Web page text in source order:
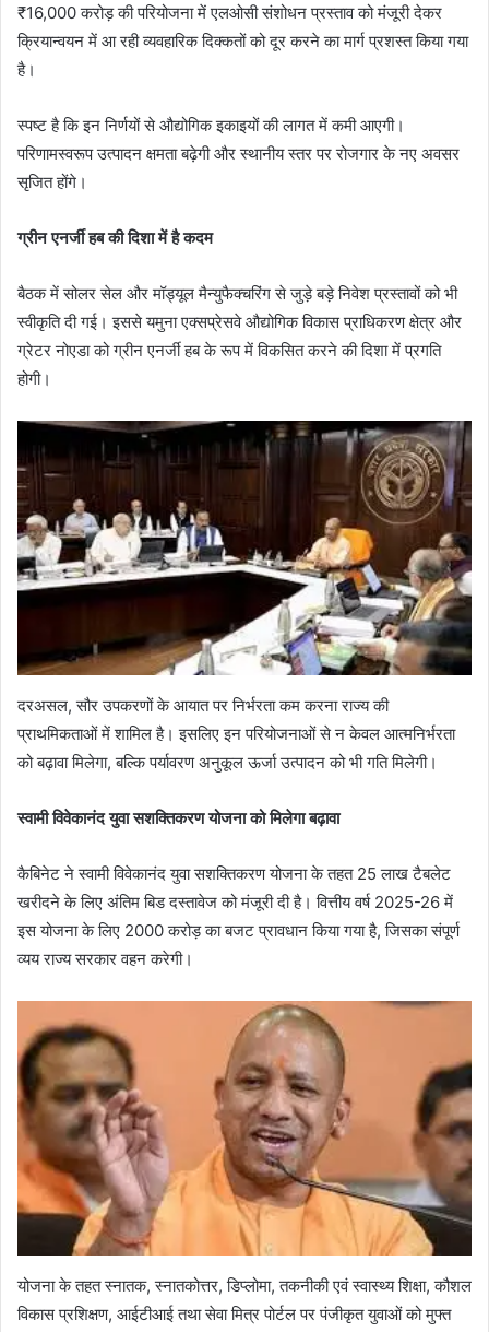
₹16,000 करोड़ की परियोजना में एलओसी संशोधन प्रस्ताव को मंजूरी देकर
क्रियान्वयन में आ रही व्यवहारिक दिक्कतों को दूर करने का मार्ग प्रशस्त किया गया
है।
स्पष्ट है कि इन निर्णयों से औद्योगिक इकाइयों की लागत में कमी आएगी।
परिणामस्वरूप उत्पादन क्षमता बढ़ेगी और स्थानीय स्तर पर रोजगार के नए अवसर
सृजित होंगे।
ग्रीन एनर्जी हब की दिशा में है कदम
बैठक में सोलर सेल और मॉड्यूल मैन्युफैक्चरिंग से जुड़े बड़े निवेश प्रस्तावों को भी
स्वीकृति दी गई। इससे यमुना एक्सप्रेसवे औद्योगिक विकास प्राधिकरण क्षेत्र और
ग्रेटर नोएडा को ग्रीन एनर्जी हब के रूप में विकसित करने की दिशा में प्रगति
होगी।
दरअसल, सौर उपकरणों के आयात पर निर्भरता कम करना राज्य की
प्राथमिकताओं में शामिल है। इसलिए इन परियोजनाओं से न केवल आत्मनिर्भरता
को बढ़ावा मिलेगा, बल्कि पर्यावरण अनुकूल ऊर्जा उत्पादन को भी गति मिलेगी।
स्वामी विवेकानंद युवा सशक्तिकरण योजना को मिलेगा बढ़ावा
कैबिनेट ने स्वामी विवेकानंद युवा सशक्तिकरण योजना के तहत 25 लाख टैबलेट
खरीदने के लिए अंतिम बिड दस्तावेज को मंजूरी दी है। वित्तीय वर्ष 2025-26 में
इस योजना के लिए 2000 करोड़ का बजट प्रावधान किया गया है, जिसका संपूर्ण
व्यय राज्य सरकार वहन करेगी।
योजना के तहत स्नातक, स्नातकोत्तर, डिप्लोमा, तकनीकी एवं स्वास्थ्य शिक्षा, कौशल
विकास प्रशिक्षण, आईटीआई तथा सेवा मित्र पोर्टल पर पंजीकृत युवाओं को मुफ्त